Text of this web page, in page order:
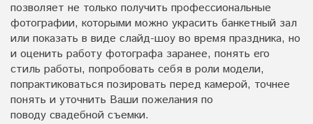
позволяет не только получить профессиональные
фотографии, которыми можно украсить банкетный зал
или показать в виде слайд-шоу во время праздника, но
и оценить работу фотографа заранее, понять его
стиль работы, попробовать себя в роли модели,
попрактиковаться позировать перед камерой, точнее
понять и уточнить Ваши пожелания по
поводу свадебной съемки.